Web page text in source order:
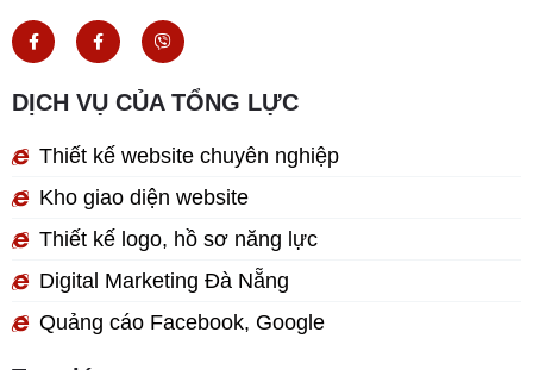
F
a
c
b
o
F
a
c
b
o
-
V
i
b
r
DỊCH VỤ CỦA TỔNG LỰC
Thiết kế website chuyên nghiệp
Kho giao diện website
Thiết kế logo, hồ sơ năng lực
Digital Marketing Đà Nẵng
Quảng cáo Facebook, Google